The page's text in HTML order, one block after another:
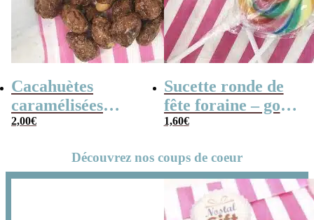
Cacahuètes
caramélisées
(chouchou) – 100g
2,00€
Sucette ronde de
fête foraine – goût
fruit x3 – 14cm
1,60€
Découvrez nos coups de coeur